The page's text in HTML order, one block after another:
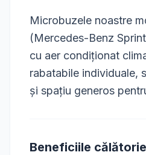
Microbuzele noastre
(Mercedes-Benz
cu aer condiționat
rabatabile individuale,
și spațiu generos
Beneficiile